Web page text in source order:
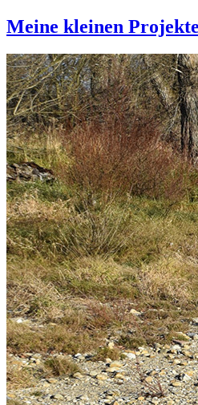
Meine kleinen Projekte